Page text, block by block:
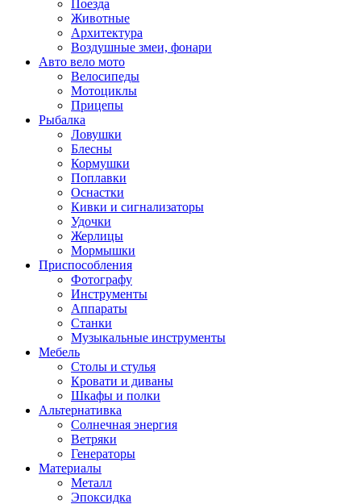
Поезда
Животные
Архитектура
Воздушные змеи, фонари
Авто вело мото
Велосипеды
Мотоциклы
Прицепы
Рыбалка
Ловушки
Блесны
Кормушки
Поплавки
Оснастки
Кивки и сигнализаторы
Удочки
Жерлицы
Мормышки
Приспособления
Фотографу
Инструменты
Аппараты
Станки
Музыкальные инструменты
Мебель
Столы и стулья
Кровати и диваны
Шкафы и полки
Альтернативка
Солнечная энергия
Ветряки
Генераторы
Материалы
Металл
Эпоксидка